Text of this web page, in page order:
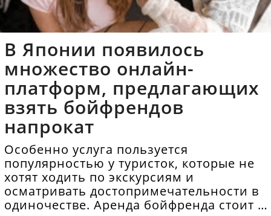
В Японии появилось
множество онлайн-
платформ, предлагающих
взять бойфрендов
напрокат
Особенно услуга пользуется
популярностью у туристок, которые не
хотят ходить по экскурсиям и
осматривать достопримечательности в
одиночестве. Аренда бойфренда стоит в